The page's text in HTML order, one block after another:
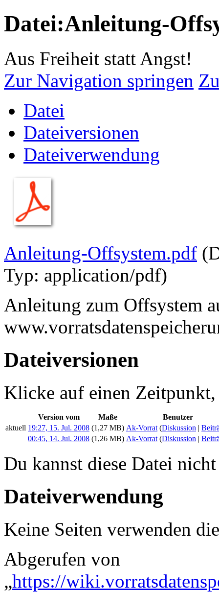
Datei:Anleitung-
Aus Freiheit statt Angst!
Zur Navigation springen
Datei
Dateiversionen
Dateiverwendung
Anleitung-Offsystem.pdf
Typ: application/pdf)
Anleitung zum Offsystem
Dateiversionen
Klicke auf einen Zeitpunkt,
Version vom Maße
Benutzer
aktuell 19:27, 15. Jul. 2008 (1,27 MB) Ak-Vorrat (Diskussion |
00:45, 14. Jul. 2008 (1,26 MB) Ak-Vorrat (Diskussion |
Du kannst diese Datei
Dateiverwendung
Keine Seiten verwenden
Abgerufen von
„https://